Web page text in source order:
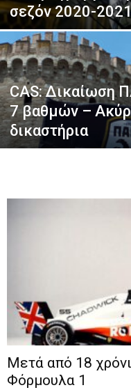
σεζόν 2020-
CAS: Δικαίωση
7 βαθμών –
δικαστήρια
Μετά από 18
Φόρμουλα 1